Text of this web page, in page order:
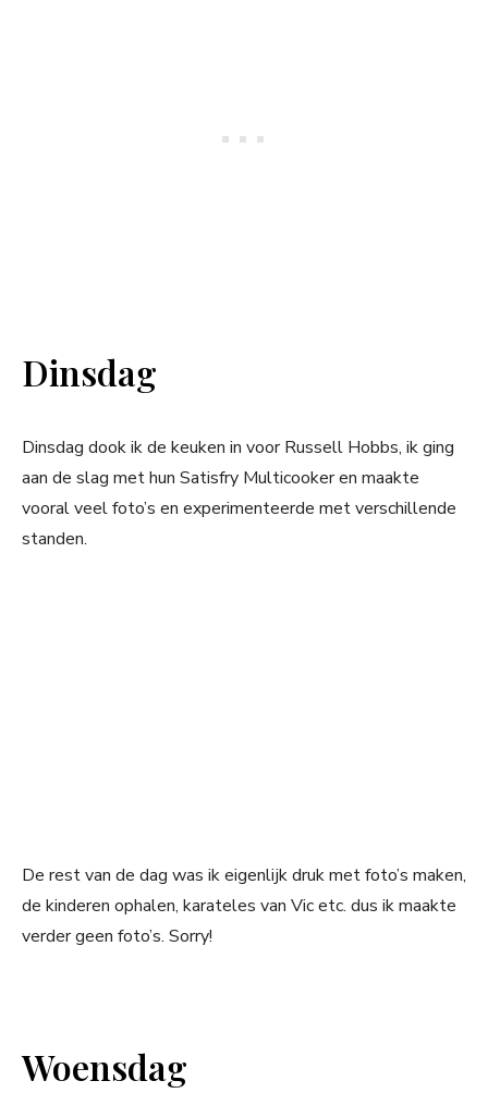
Dinsdag
Dinsdag dook ik de keuken in voor Russell Hobbs, ik ging
aan de slag met hun Satisfry Multicooker en maakte
vooral veel foto’s en experimenteerde met verschillende
standen.
De rest van de dag was ik eigenlijk druk met foto’s maken,
de kinderen ophalen, karateles van Vic etc. dus ik maakte
verder geen foto’s. Sorry!
Woensdag